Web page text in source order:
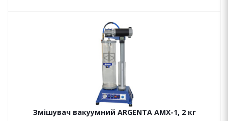
Змішувач вакуумний ARGENTA AMX-1, 2 кг